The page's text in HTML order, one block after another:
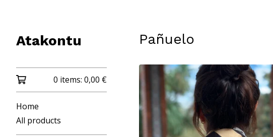
Atakontu
0 items: 0,00 €
Home
All products
Pañuelo